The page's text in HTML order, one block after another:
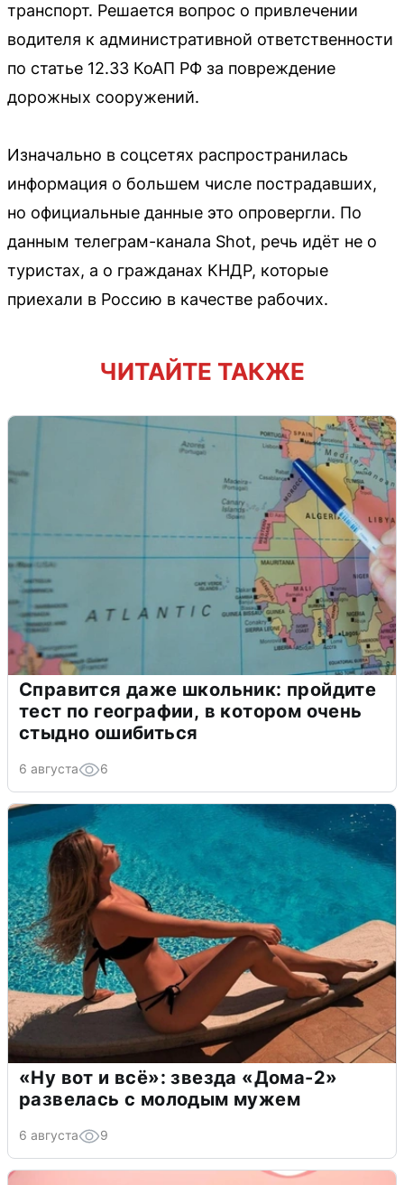
транспорт. Решается вопрос о привлечении
водителя к административной ответственности
по статье 12.33 КоАП РФ за повреждение
дорожных сооружений.
Изначально в соцсетях распространилась
информация о большем числе пострадавших,
но официальные данные это опровергли. По
данным телеграм-канала Shot, речь идёт не о
туристах, а о гражданах КНДР, которые
приехали в Россию в качестве рабочих.
ЧИТАЙТЕ ТАКЖЕ
Справится даже школьник: пройдите
тест по географии, в котором очень
стыдно ошибиться
6 августа 6
«Ну вот и всё»: звезда «Дома-2»
развелась с молодым мужем
6 августа 9